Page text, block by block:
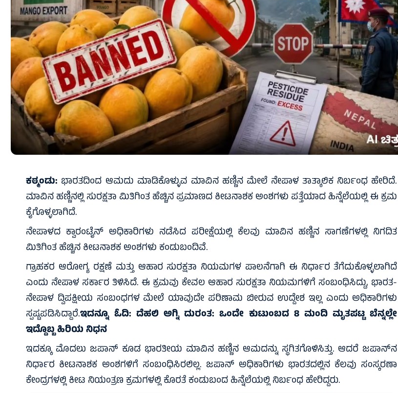
ಕಠ್ಮಂಡು: ಭಾರತದಿಂದ ಆಮದು ಮಾಡಿಕೊಳ್ಳುವ ಮಾವಿನ ಹಣ್ಣಿನ ಮೇಲೆ ನೇಪಾಳ ತಾತ್ಕಾಲಿಕ ನಿರ್ಬಂಧ ಹೇರಿದೆ.
ಮಾವಿನ ಹಣ್ಣಿನಲ್ಲಿ ಸುರಕ್ಷತಾ ಮಿತಿಗಿಂತ ಹೆಚ್ಚಿನ ಪ್ರಮಾಣದ ಕೀಟನಾಶಕ ಅಂಶಗಳು ಪತ್ತೆಯಾದ ಹಿನ್ನೆಲೆಯಲ್ಲಿ ಈ ಕ್ರಮ
ಕೈಗೊಳ್ಳಲಾಗಿದೆ.
ನೇಪಾಳದ ಕ್ವಾರಂಟೈನ್ ಅಧಿಕಾರಿಗಳು ನಡೆಸಿದ ಪರೀಕ್ಷೆಯಲ್ಲಿ ಕೆಲವು ಮಾವಿನ ಹಣ್ಣಿನ ಸಾಗಣೆಗಳಲ್ಲಿ ನಿಗದಿತ
ಮಿತಿಗಿಂತ ಹೆಚ್ಚಿನ ಕೀಟನಾಶಕ ಅಂಶಗಳು ಕಂಡುಬಂದಿವೆ.
ಗ್ರಾಹಕರ ಆರೋಗ್ಯ ರಕ್ಷಣೆ ಮತ್ತು ಆಹಾರ ಸುರಕ್ಷತಾ ನಿಯಮಗಳ ಪಾಲನೆಗಾಗಿ ಈ ನಿರ್ಧಾರ ತೆಗೆದುಕೊಳ್ಳಲಾಗಿದೆ
ಎಂದು ನೇಪಾಳ ಸರ್ಕಾರ ತಿಳಿಸಿದೆ. ಈ ಕ್ರಮವು ಕೇವಲ ಆಹಾರ ಸುರಕ್ಷತಾ ನಿಯಮಗಳಿಗೆ ಸಂಬಂಧಿಸಿದ್ದು, ಭಾರತ-
ನೇಪಾಳ ದ್ವಿಪಕ್ಷೀಯ ಸಂಬಂಧಗಳ ಮೇಲೆ ಯಾವುದೇ ಪರಿಣಾಮ ಬೀರುವ ಉದ್ದೇಶ ಇಲ್ಲ ಎಂದು ಅಧಿಕಾರಿಗಳು
ಸ್ಪಷ್ಟಪಡಿಸಿದ್ದಾರೆ.ಇದನ್ನೂ ಓದಿ: ದೆಹಲಿ ಅಗ್ನಿ ದುರಂತ: ಒಂದೇ ಕುಟುಂಬದ 8 ಮಂದಿ ಮೃತಪಟ್ಟ ಬೆನ್ನಲ್ಲೇ
ಇದ್ದೊಬ್ಬ ಹಿರಿಯ ನಿಧನ
ಇದಕ್ಕೂ ಮೊದಲು ಜಪಾನ್ ಕೂಡ ಭಾರತೀಯ ಮಾವಿನ ಹಣ್ಣಿನ ಆಮದನ್ನು ಸ್ಥಗಿತಗೊಳಿಸಿತ್ತು. ಆದರೆ ಜಪಾನ್‌ನ
ನಿರ್ಧಾರ ಕೀಟನಾಶಕ ಅಂಶಗಳಿಗೆ ಸಂಬಂಧಿಸಿರಲಿಲ್ಲ. ಜಪಾನ್ ಅಧಿಕಾರಿಗಳು ಭಾರತದಲ್ಲಿನ ಕೆಲವು ಸಂಸ್ಕರಣಾ
ಕೇಂದ್ರಗಳಲ್ಲಿ ಕೀಟ ನಿಯಂತ್ರಣ ಕ್ರಮಗಳಲ್ಲಿ ಕೊರತೆ ಕಂಡುಬಂದ ಹಿನ್ನೆಲೆಯಲ್ಲಿ ನಿರ್ಬಂಧ ಹೇರಿದ್ದರು.